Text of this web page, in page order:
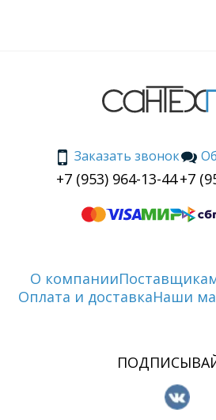
Заказать звонок
+7 (953) 964-13-44+7
О компании
Оплата и доставкаНаши